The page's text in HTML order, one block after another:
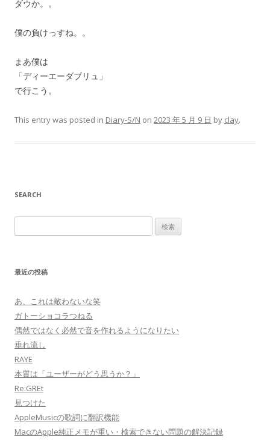
ダウか。。
僕の負けっすね。。
まあ僕は
「ディーエーダブリュ」
で行こう。
This entry was posted in Diary-S/N on 2023 年 5 月 9 日 by clay.
SEARCH
索:
最近の投稿
あ、これは敵わないな笑
ガトーショコラつねる
偶然ではなく必然で音を作れるようになりたい
垂れ流し
RAYE
本質は「ユーザーがどう思うか？」
Re:GREt
見つけた
AppleMusicの歌詞に翻訳機能
MacのApple純正メモが重い・検索できない問題の解決記録